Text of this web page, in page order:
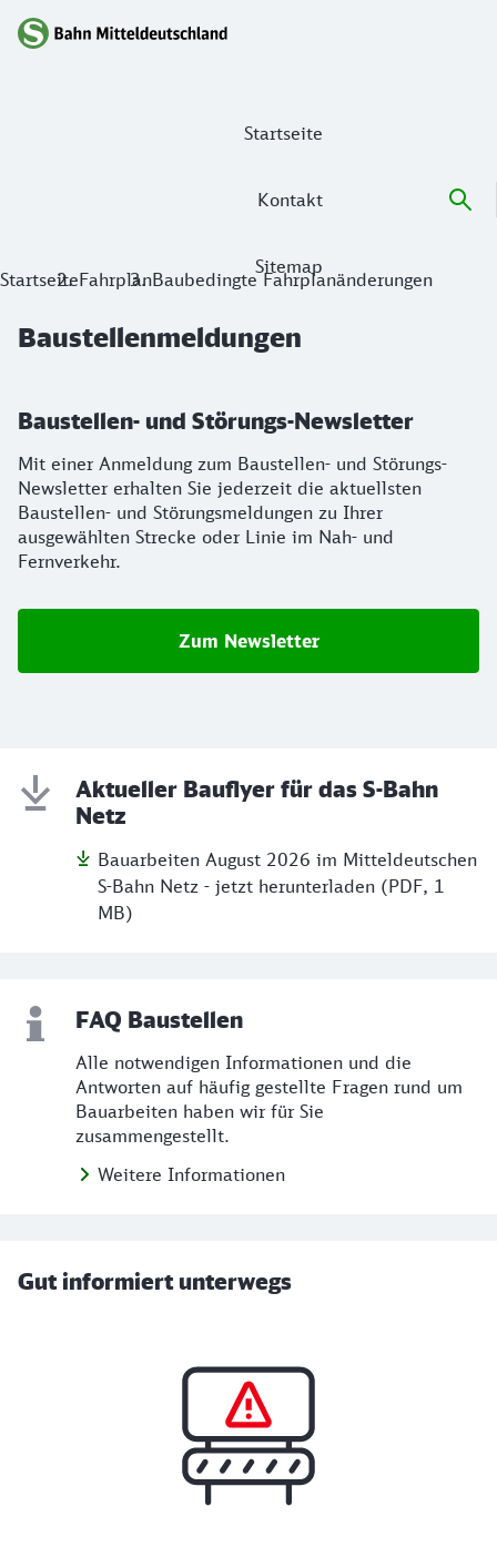
Startseite
Kontakt
Sitemap
Hauptnavigation
Baustellenmeldungen
StartseiteFahrplanBaubedingte Fahrplanänderungen
Baustellenmeldungen
Baustellen- und Störungs-Newsletter
Mit einer Anmeldung zum Baustellen- und Störungs-
Newsletter erhalten Sie jederzeit die aktuellsten
Baustellen- und Störungsmeldungen zu Ihrer
ausgewählten Strecke oder Linie im Nah- und
Fernverkehr.
Zum Newsletter
Aktueller Bauflyer für das S-Bahn
Netz
Bauarbeiten August 2026 im Mitteldeutschen
S-Bahn Netz - jetzt herunterladen (PDF, 1
MB)
FAQ Baustellen
Alle notwendigen Informationen und die
Antworten auf häufig gestellte Fragen rund um
Bauarbeiten haben wir für Sie
zusammengestellt.
Weitere Informationen
Gut informiert unterwegs